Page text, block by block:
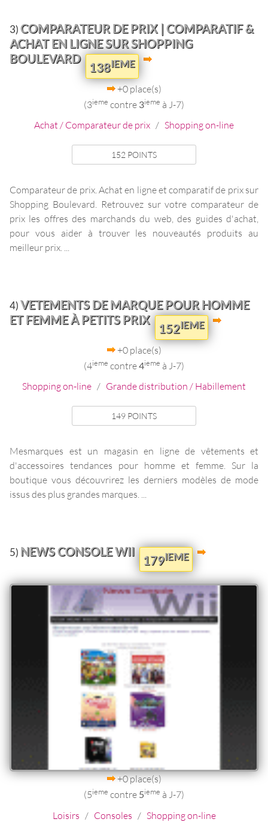
3)COMPARATEUR DE PRIX | COMPARATIF &
ACHAT EN LIGNE SUR SHOPPING
BOULEVARD
138IEME
+0 place(s)
(3ieme contre 3ieme à J-7)
Achat / Comparateur de prix / Shopping on-line
152 POINTS
Comparateur de prix. Achat en ligne et comparatif de prix sur
Shopping Boulevard. Retrouvez sur votre comparateur de
prix les offres des marchands du web, des guides d'achat,
pour vous aider à trouver les nouveautés produits au
meilleur prix. ...
4)VETEMENTS DE MARQUE POUR HOMME
ET FEMME À PETITS PRIX
152IEME
+0 place(s)
(4ieme contre4ieme à J-7)
Shopping on-line / Grande distribution / Habillement
149 POINTS
Mesmarques est un magasin en ligne de vêtements et
d'accessoires tendances pour homme et femme. Sur la
boutique vous découvrirez les derniers modèles de mode
issus des plus grandes marques. ...
5) NEWS CONSOLE WII
179IEME
+0 place(s)
(5ieme contre 5ieme à J-7)
Loisirs / Consoles / Shopping on-line